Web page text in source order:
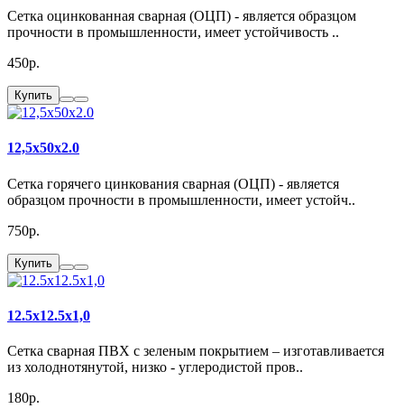
Сетка оцинкованная сварная (ОЦП) - является образцом
прочности в промышленности, имеет устойчивость ..
450р.
Купить
12,5x50x2.0
Сетка горячего цинкования сварная (ОЦП) - является
образцом прочности в промышленности, имеет устойч..
750р.
Купить
12.5x12.5x1,0
Сетка сварная ПВХ с зеленым покрытием – изготавливается
из холоднотянутой, низко - углеродистой пров..
180р.